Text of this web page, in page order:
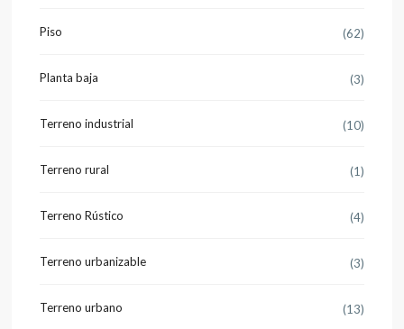
Piso (62)
Planta baja (3)
Terreno industrial (10)
Terreno rural (1)
Terreno Rústico (4)
Terreno urbanizable (3)
Terreno urbano (13)